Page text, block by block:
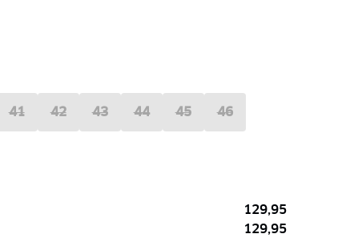
41 42 43 44 45 46
129,95
129,95